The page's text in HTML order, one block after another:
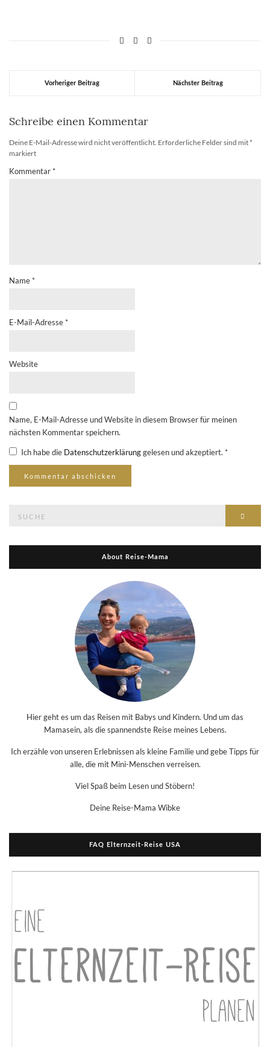
Vorheriger Beitrag Nächster Beitrag
Schreibe einen Kommentar
Deine E-Mail-Adresse wird nicht veröffentlicht. Erforderliche Felder sind mit *
markiert
Kommentar *
Name *
E-Mail-Adresse *
Website
Name, E-Mail-Adresse und Website in diesem Browser für meinen
nächsten Kommentar speichern.
Ich habe die Datenschutzerklärunggelesen und akzeptiert. *
About Reise-Mama
Hier geht es um das Reisen mit Babys und Kindern. Und um das
Mamasein, als die spannendste Reise meines Lebens.
Ich erzähle von unseren Erlebnissen als kleine Familie und gebe Tipps für
alle, die mit Mini-Menschen verreisen.
Viel Spaß beim Lesen und Stöbern!
Deine Reise-Mama Wibke
FAQ Elternzeit-Reise USA